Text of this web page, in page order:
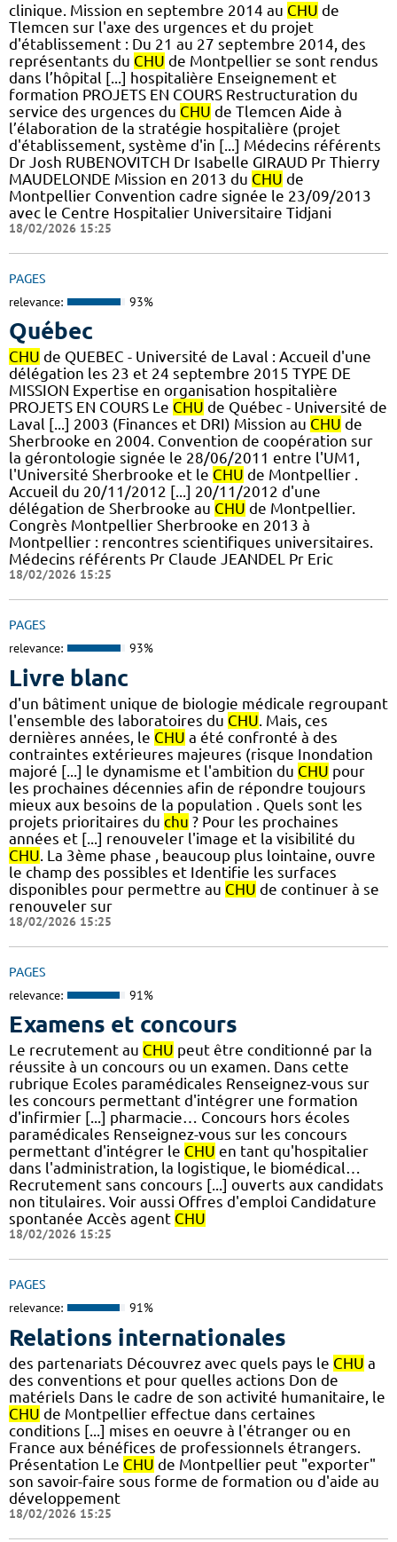
clinique. Mission en septembre 2014 au CHU de
Tlemcen sur l'axe des urgences et du projet
d'établissement : Du 21 au 27 septembre 2014, des
représentants du CHU de Montpellier se sont rendus
dans l’hôpital [...] hospitalière Enseignement et
formation PROJETS EN COURS Restructuration du
service des urgences du CHU de Tlemcen Aide à
l’élaboration de la stratégie hospitalière (projet
d'établissement, système d'in [...] Médecins référents
Dr Josh RUBENOVITCH Dr Isabelle GIRAUD Pr Thierry
MAUDELONDE Mission en 2013 du CHU de
Montpellier Convention cadre signée le 23/09/2013
avec le Centre Hospitalier Universitaire Tidjani
18/02/2026 15:25
PAGES
relevance: 93%
Québec
CHU de QUEBEC - Université de Laval : Accueil d'une
délégation les 23 et 24 septembre 2015 TYPE DE
MISSION Expertise en organisation hospitalière
PROJETS EN COURS Le CHU de Québec - Université de
Laval [...] 2003 (Finances et DRI) Mission au CHU de
Sherbrooke en 2004. Convention de coopération sur
la gérontologie signée le 28/06/2011 entre l'UM1,
l'Université Sherbrooke et le CHU de Montpellier .
Accueil du 20/11/2012 [...] 20/11/2012 d'une
délégation de Sherbrooke au CHU de Montpellier.
Congrès Montpellier Sherbrooke en 2013 à
Montpellier : rencontres scientifiques universitaires.
Médecins référents Pr Claude JEANDEL Pr Eric
18/02/2026 15:25
PAGES
relevance: 93%
Livre blanc
d'un bâtiment unique de biologie médicale regroupant
l'ensemble des laboratoires du CHU . Mais, ces
dernières années, le CHU a été confronté à des
contraintes extérieures majeures (risque Inondation
majoré [...] le dynamisme et l'ambition du CHU pour
les prochaines décennies afin de répondre toujours
mieux aux besoins de la population . Quels sont les
projets prioritaires du chu ? Pour les prochaines
années et [...] renouveler l'image et la visibilité du
CHU . La 3ème phase , beaucoup plus lointaine, ouvre
le champ des possibles et Identifie les surfaces
disponibles pour permettre au CHU de continuer à se
renouveler sur
18/02/2026 15:25
PAGES
relevance: 91%
Examens et concours
Le recrutement au CHU peut être conditionné par la
réussite à un concours ou un examen. Dans cette
rubrique Ecoles paramédicales Renseignez-vous sur
les concours permettant d'intégrer une formation
d'infirmier [...] pharmacie… Concours hors écoles
paramédicales Renseignez-vous sur les concours
permettant d'intégrer le CHU en tant qu'hospitalier
dans l'administration, la logistique, le biomédical…
Recrutement sans concours [...] ouverts aux candidats
non titulaires. Voir aussi Offres d'emploi Candidature
spontanée Accès agent CHU
18/02/2026 15:25
PAGES
relevance: 91%
Relations internationales
des partenariats Découvrez avec quels pays le CHU a
des conventions et pour quelles actions Don de
matériels Dans le cadre de son activité humanitaire, le
CHU de Montpellier effectue dans certaines
conditions [...] mises en oeuvre à l'étranger ou en
France aux bénéfices de professionnels étrangers.
Présentation Le CHU de Montpellier peut "exporter"
son savoir-faire sous forme de formation ou d'aide au
développement
18/02/2026 15:25